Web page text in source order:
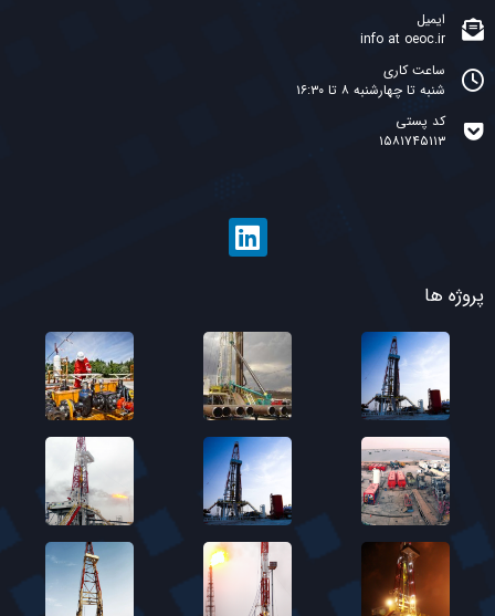
ایمیل
info at oeoc.ir
ساعت کاری
شنبه تا چهارشنبه ۸ تا ۱۶:۳۰
کد پستی
۱۵۸۱۷۴۵۱۱۳
پروژه ها